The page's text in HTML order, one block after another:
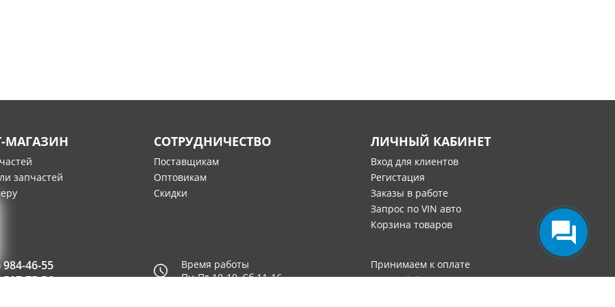
МАГАЗИН
запчастей
СОТРУДНИЧЕСТВО
Поставщикам
Оптовикам
Скидки
ЛИЧНЫЙ КАБИНЕТ
Вход для клиентов
Регистация
Заказы в работе
Запрос по VIN авто
Корзина товаров
984-46-55
507-75-56
Время работы
Пн-Пт 10-19, Сб 11-16
Принимаем к оплате